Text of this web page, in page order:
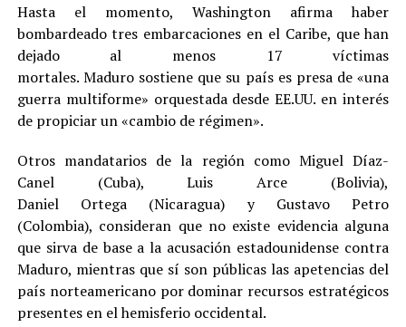
Hasta el momento, Washington afirma haber
bombardeado tres embarcaciones en el Caribe, que han
dejado al menos 17 víctimas
mortales. Maduro sostiene que su país es presa de «una
guerra multiforme» orquestada desde EE.UU. en interés
de propiciar un «cambio de régimen».
Otros mandatarios de la región como Miguel Díaz-
Canel (Cuba), Luis Arce (Bolivia),
Daniel Ortega (Nicaragua) y Gustavo Petro
(Colombia), consideran que no existe evidencia alguna
que sirva de base a la acusación estadounidense contra
Maduro, mientras que sí son públicas las apetencias del
país norteamericano por dominar recursos estratégicos
presentes en el hemisferio occidental.